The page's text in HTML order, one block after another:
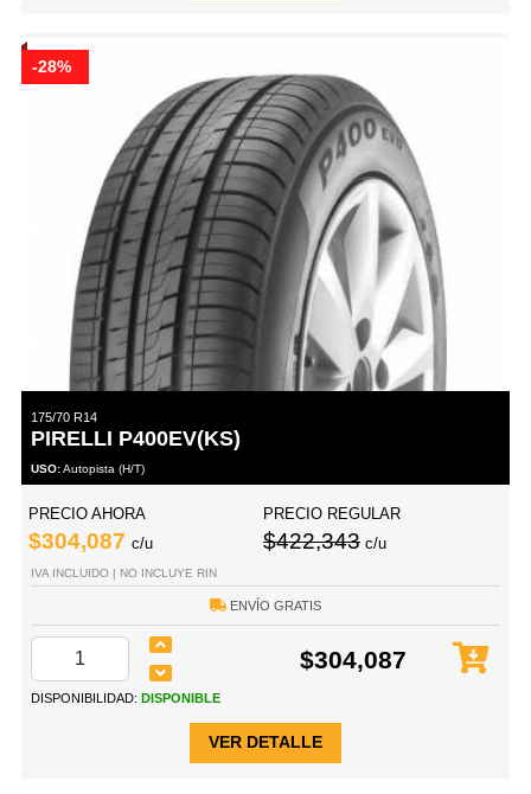
-28%
175/70 R14
PIRELLI P400EV(KS)
USO:Autopista (H/T)
PRECIO AHORA
$304,087 c/u
PRECIO REGULAR
$422,343 c/u
IVA INCLUIDO | NO INCLUYE RIN
ENVÍO GRATIS
$304,087
DISPONIBILIDAD: DISPONIBLE
VER DETALLE